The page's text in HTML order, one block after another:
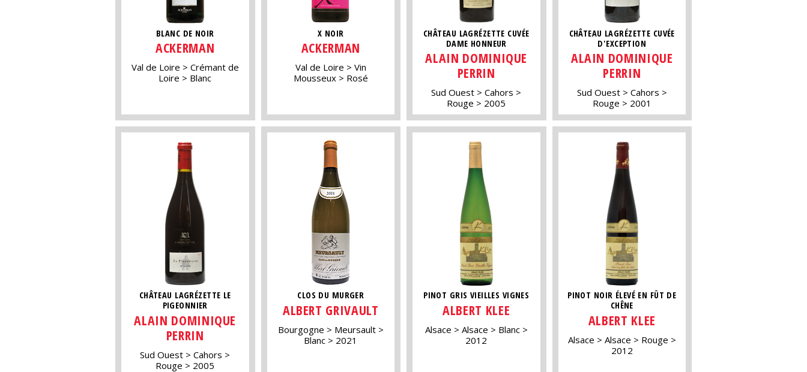
BLANC DE NOIR
ACKERMAN
Val de Loire
Crémant de
Loire
Blanc
X NOIR
ACKERMAN
Val de Loire
Vin
Mousseux
Rosé
CHÂTEAU LAGRÉZETTE CUVÉE
DAME HONNEUR
ALAIN DOMINIQUE
PERRIN
Sud Ouest
Cahors
Rouge
2005
CHÂTEAU LAGRÉZETTE CUVÉE
D'EXCEPTION
ALAIN DOMINIQUE
PERRIN
Sud Ouest
Cahors
Rouge
2001
CHÂTEAU LAGRÉZETTE LE
PIGEONNIER
ALAIN DOMINIQUE
PERRIN
Sud Ouest
Cahors
Rouge
2005
CLOS DU MURGER
ALBERT GRIVAULT
Bourgogne
Meursault
Blanc
2021
PINOT GRIS VIEILLES VIGNES
ALBERT KLEE
Alsace Alsace
Blanc
2012
PINOT NOIR ÉLEVÉ EN FÛT DE
CHÊNE
ALBERT KLEE
Alsace Alsace
Rouge
2012